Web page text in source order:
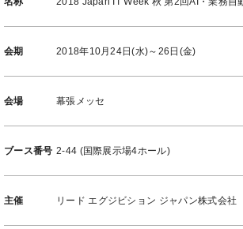
会期 2018年10月24日(水)～26日(金)
会場 幕張メッセ
ブース番号 2-44 (国際展示場4ホール)
主催 リード エグジビション ジャパン株式会社